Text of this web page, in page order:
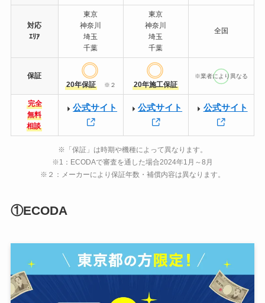
対応
ｴﾘｱ
東京
神奈川
埼玉
千葉
東京
神奈川
埼玉
千葉
全国
保証
20年保証
※２ 20年施工保証
※業者により異なる
完全
無料
相談
公式サイト 公式サイト 公式サイト
※「保証」は時期や機種によって異なります。
※1：ECODAで審査を通した場合2024年1月～8月
※２：メーカーにより保証年数・補償内容は異なります。
①ECODA